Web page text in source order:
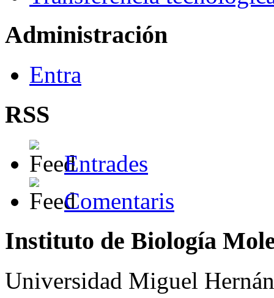
Administración
Entra
RSS
Entrades
Comentaris
Instituto de Biología
Universidad Miguel